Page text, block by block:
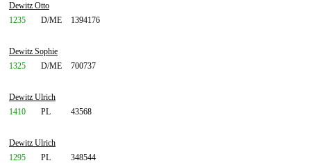
Dewitz Otto
1235
D/ME 1394176
Dewitz Sophie
1325
D/ME 700737
Dewitz Ulrich
1410
PL 43568
Dewitz Ulrich
1295
PL 348544